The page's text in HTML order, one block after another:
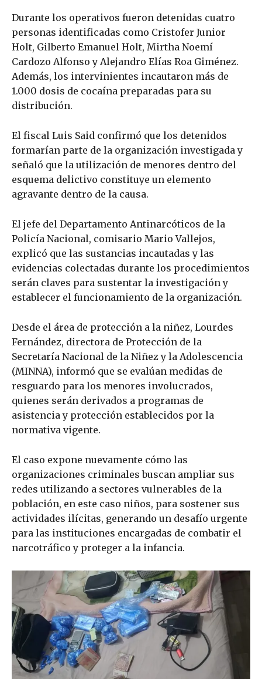
Durante los operativos fueron detenidas cuatro
personas identificadas como Cristofer Junior
Holt, Gilberto Emanuel Holt, Mirtha Noemí
Cardozo Alfonso y Alejandro Elías Roa Giménez.
Además, los intervinientes incautaron más de
1.000 dosis de cocaína preparadas para su
distribución.
El fiscal Luis Said confirmó que los detenidos
formarían parte de la organización investigada y
señaló que la utilización de menores dentro del
esquema delictivo constituye un elemento
agravante dentro de la causa.
El jefe del Departamento Antinarcóticos de la
Policía Nacional, comisario Mario Vallejos,
explicó que las sustancias incautadas y las
evidencias colectadas durante los procedimientos
serán claves para sustentar la investigación y
establecer el funcionamiento de la organización.
Desde el área de protección a la niñez, Lourdes
Fernández, directora de Protección de la
Secretaría Nacional de la Niñez y la Adolescencia
(MINNA), informó que se evalúan medidas de
resguardo para los menores involucrados,
quienes serán derivados a programas de
asistencia y protección establecidos por la
normativa vigente.
El caso expone nuevamente cómo las
organizaciones criminales buscan ampliar sus
redes utilizando a sectores vulnerables de la
población, en este caso niños, para sostener sus
actividades ilícitas, generando un desafío urgente
para las instituciones encargadas de combatir el
narcotráfico y proteger a la infancia.